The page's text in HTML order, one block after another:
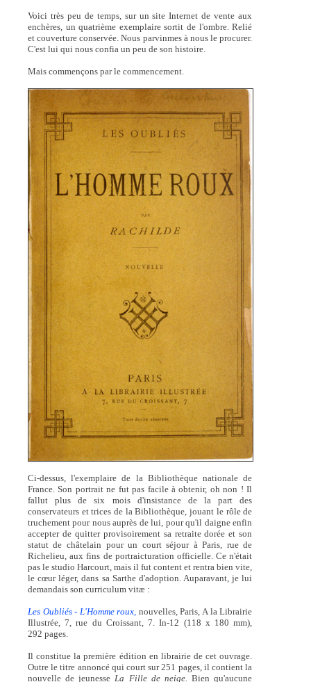
Voici très peu de temps, sur un site Internet de vente aux
enchères, un quatrième exemplaire sortit de l'ombre. Relié
et couverture conservée. Nous parvinmes à nous le procurer.
C'est lui qui nous confia un peu de son histoire.
Mais commençons par le commencement.
Ci-dessus, l'exemplaire de la Bibliothèque nationale de
France. Son portrait ne fut pas facile à obtenir, oh non ! Il
fallut plus de six mois d'insistance de la part des
conservateurs et trices de la Bibliothèque, jouant le rôle de
truchement pour nous auprès de lui, pour qu'il daigne enfin
accepter de quitter provisoirement sa retraite dorée et son
statut de châtelain pour un court séjour à Paris, rue de
Richelieu, aux fins de portraicturation officielle. Ce n'était
pas le studio Harcourt, mais il fut content et rentra bien vite,
le cœur léger, dans sa Sarthe d'adoption. Auparavant, je lui
demandais son curriculum vitæ :
Les Oubliés - L'Homme roux, nouvelles, Paris, A la Librairie
Illustrée, 7, rue du Croissant, 7. In-12 (118 x 180 mm),
292 pages.
Il constitue la première édition en librairie de cet ouvrage.
Outre le titre annoncé qui court sur 251 pages, il contient la
nouvelle de jeunesse La Fille de neige. Bien qu'aucune